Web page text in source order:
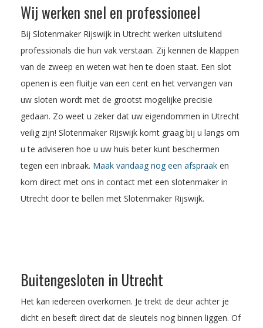
Wij werken snel en professioneel
Bij Slotenmaker Rijswijk in Utrecht werken uitsluitend
professionals die hun vak verstaan. Zij kennen de klappen
van de zweep en weten wat hen te doen staat. Een slot
openen is een fluitje van een cent en het vervangen van
uw sloten wordt met de grootst mogelijke precisie
gedaan. Zo weet u zeker dat uw eigendommen in Utrecht
veilig zijn! Slotenmaker Rijswijk komt graag bij u langs om
u te adviseren hoe u uw huis beter kunt beschermen
tegen een inbraak. Maak vandaag nog een afspraak en
kom direct met ons in contact met een slotenmaker in
Utrecht door te bellen met Slotenmaker Rijswijk.
Buitengesloten in Utrecht
Het kan iedereen overkomen. Je trekt de deur achter je
dicht en beseft direct dat de sleutels nog binnen liggen. Of